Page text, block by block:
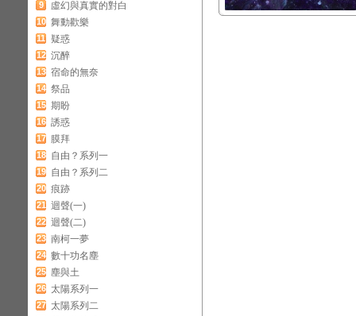
9 虛幻與真實的對白
10 舞動歡樂
11 疑惑
12 沉醉
13 宿命的無奈
14 祭品
15 期盼
16 誘惑
17 膜拜
18 自由？系列一
19 自由？系列二
20 痕跡
21 迴聲(一)
22 迴聲(二)
23 南柯一夢
24 數十功名塵
25 塵與土
26 太陽系列一
27 太陽系列二